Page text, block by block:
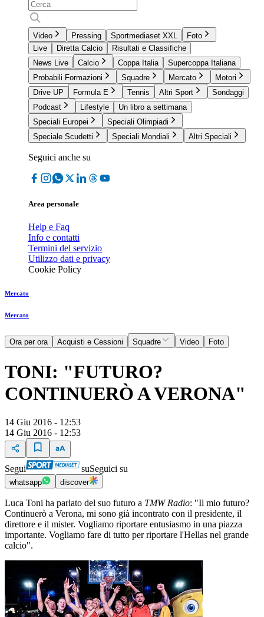
Video Pressing Sportmediaset XXL
Foto
Live
Diretta Calcio
Risultati e Classifiche
News Live
Calcio Coppa Italia
Supercoppa Italiana
Probabili Formazioni
Squadre Mercato
Motori
Drive UP
Formula E Tennis Altri Sport
Sondaggi
Podcast
Lifestyle
Un libro a settimana
Speciali Europei
Speciali Olimpiadi
Speciale Scudetti
Speciali Mondiali Altri Speciali
Seguici anche su
Area personale
Help e Faq
Info e contatti
Termini del servizio
Utilizzo dati e privacy
Cookie Policy
Mercato
Mercato
Ora per ora Acquisti e Cessioni Squadre Video Foto
TONI: "FUTURO?
CONTINUERÒ A VERONA"
14 Giu 2016 - 12:53
14 Giu 2016 - 12:53
Segui suSeguici su
whatsapp discover
Luca Toni ha parlato del suo futuro a TMW Radio: "Il mio futuro?
Continuerò a Verona, mi sono già incontrato con il presidente, il
direttore e il mister. Vogliamo riportare entusiasmo in una piazza
importante. Vogliamo fare di tutto per riportare l'Hellas nel grande
calcio".